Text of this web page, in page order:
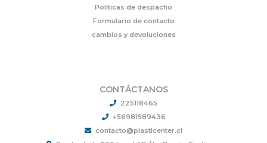
Políticas de despacho
Formulario de contacto
cambios y devoluciones
CONTÁCTANOS
225118465
+56981589436
contacto@plasticenter.cl